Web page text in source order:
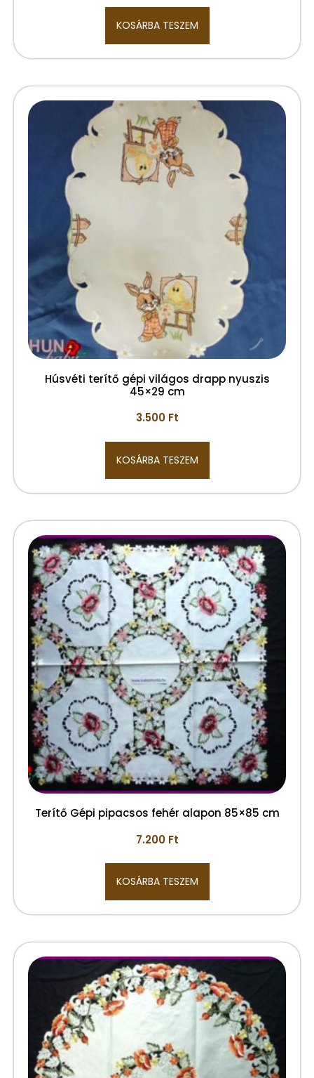
KOSÁRBA TESZEM
Húsvéti terítő gépi világos drapp nyuszis
45×29 cm
3.500 Ft
KOSÁRBA TESZEM
Terítő Gépi pipacsos fehér alapon 85×85 cm
7.200 Ft
KOSÁRBA TESZEM